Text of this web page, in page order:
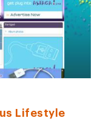
Lifestyle